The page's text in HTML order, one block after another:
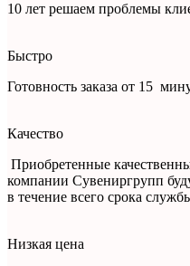
10 лет решаем проблемы
Быстро
Готовность заказа от 15
Качество
Приобретенные
компании Сувениргрупп
в течение всего срока
Низкая цена